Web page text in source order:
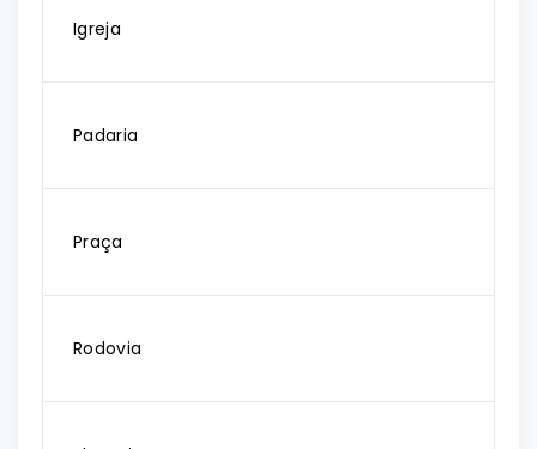
Igreja
Padaria
Praça
Rodovia